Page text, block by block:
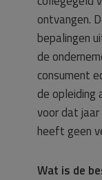
ontvangen.
bepalingen
de
consument
de opleiding
voor dat jaar
heeft geen
Wat is de